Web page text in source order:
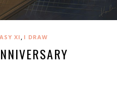
XI , I DRAW